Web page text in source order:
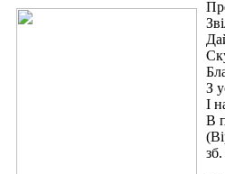
З
І
В